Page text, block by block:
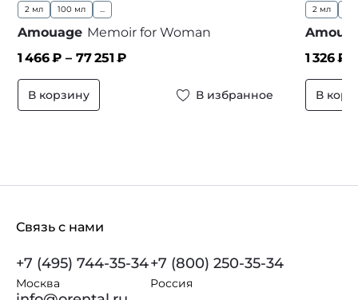
2 мл 100 мл
Amouage Memoir for Woman
1 466₽ – 77 251 ₽
В корзину В избранное
2 мл
1 326₽
В
Связь с нами
+7 (495) 744-35-34
Москва
+7 (800) 250-35-34
Россия